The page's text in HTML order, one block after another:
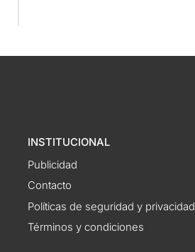
INSTITUCIONAL
Publicidad
Contacto
Políticas de seguridad y privacidad
Términos y condiciones